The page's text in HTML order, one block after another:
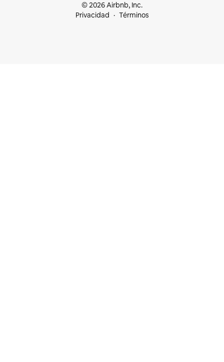
© 2026 Airbnb, Inc.
Privacidad
Términos